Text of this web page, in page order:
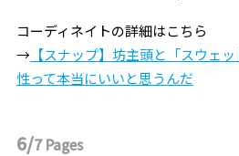
コーディネイトの詳細はこちら
→【スナップ】坊主頭と「スウェ
性って本当にいいと思うんだ
6/7Pages